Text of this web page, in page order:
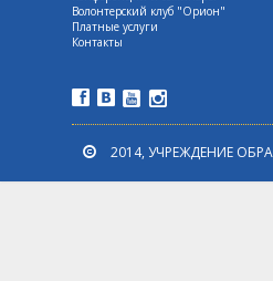
Волонтерский клуб "Орион"
Платные услуги
Контакты
2014, УЧРЕЖДЕНИЕ